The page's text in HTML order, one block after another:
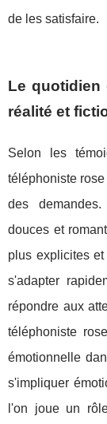
de les satisfaire.
Le quotidien
réalité et
Selon les
téléphoniste
des
douces et
plus explicites
s'adapter
répondre aux
téléphoniste
émotionnelle
s'impliquer
l'on joue un